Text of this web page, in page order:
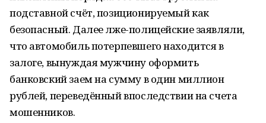
подставной счёт, позиционируемый как
безопасный. Далее лже-полицейские заявляли,
что автомобиль потерпевшего находится в
залоге, вынуждая мужчину оформить
банковский заем на сумму в один миллион
рублей, переведённый впоследствии на счета
мошенников.